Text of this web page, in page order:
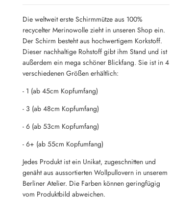
Die weltweit erste Schirmmütze aus 100%
recycelter Merinowolle zieht in unseren Shop ein.
Der Schirm besteht aus hochwertigem Korkstoff.
Dieser nachhaltige Rohstoff gibt ihm Stand und ist
außerdem ein mega schöner Blickfang. Sie ist in 4
verschiedenen Größen erhältlich:
- 1 (ab 45cm Kopfumfang)
- 3 (ab 48cm Kopfumfang)
- 6 (ab 53cm Kopfumfang)
- 6+ (ab 55cm Kopfumfang)
Jedes Produkt ist ein Unikat, zugeschnitten und
genäht aus aussortierten Wollpullovern in unserem
Berliner Atelier. Die Farben können geringfügig
vom Produktbild abweichen.